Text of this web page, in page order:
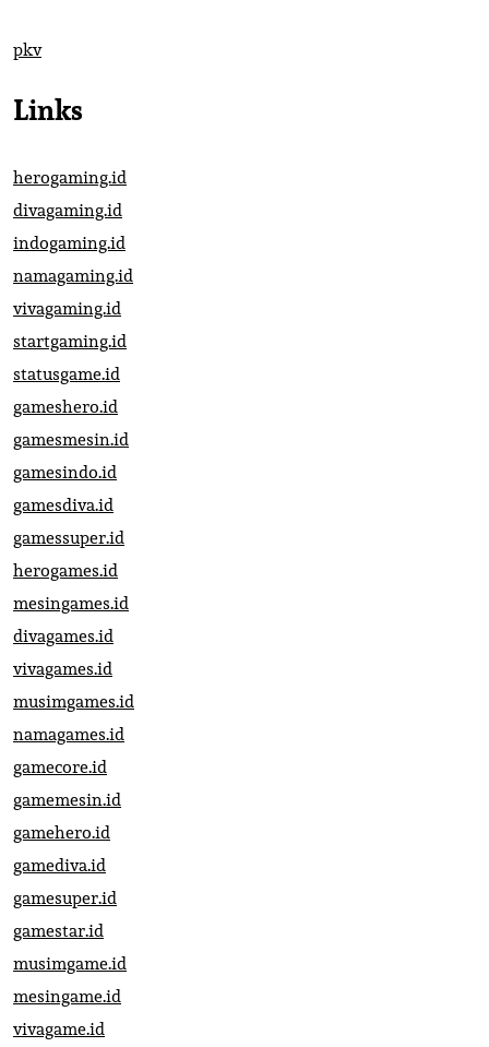
pkv
Links
herogaming.id
divagaming.id
indogaming.id
namagaming.id
vivagaming.id
startgaming.id
statusgame.id
gameshero.id
gamesmesin.id
gamesindo.id
gamesdiva.id
gamessuper.id
herogames.id
mesingames.id
divagames.id
vivagames.id
musimgames.id
namagames.id
gamecore.id
gamemesin.id
gamehero.id
gamediva.id
gamesuper.id
gamestar.id
musimgame.id
mesingame.id
vivagame.id